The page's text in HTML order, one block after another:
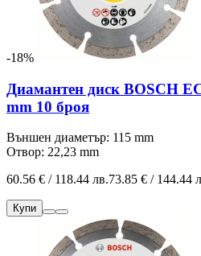
-18%
Диамантен диск BOSCH
mm 10 броя
Външен диаметър: 115 mm
Отвор: 22,23 mm
60.56 € / 118.44 лв.73.85 € / 144.44
Купи